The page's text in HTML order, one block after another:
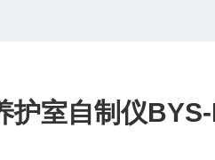
护室自制仪